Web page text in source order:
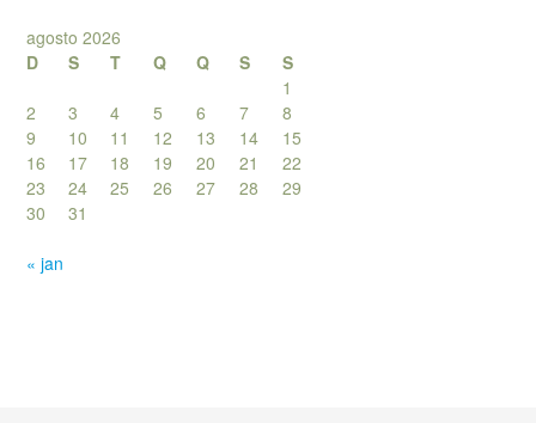
agosto 2026
D
S T Q Q S
S
1
2
3 4 5 6 7
8
9
10 11 12 13 14
15
16
17 18 19 20 21
22
23
24 25 26 27 28
29
30
31
« jan